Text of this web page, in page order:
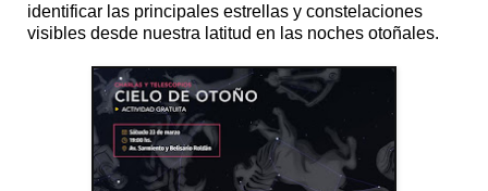
identificar las principales estrellas y constelaciones
visibles desde nuestra latitud en las noches otoñales.